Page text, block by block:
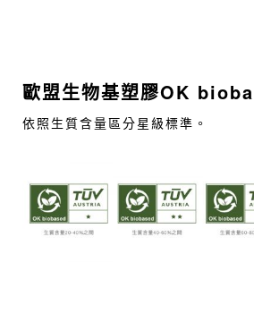
歐盟生物基塑膠OK
依照生質含量區分星級標準。